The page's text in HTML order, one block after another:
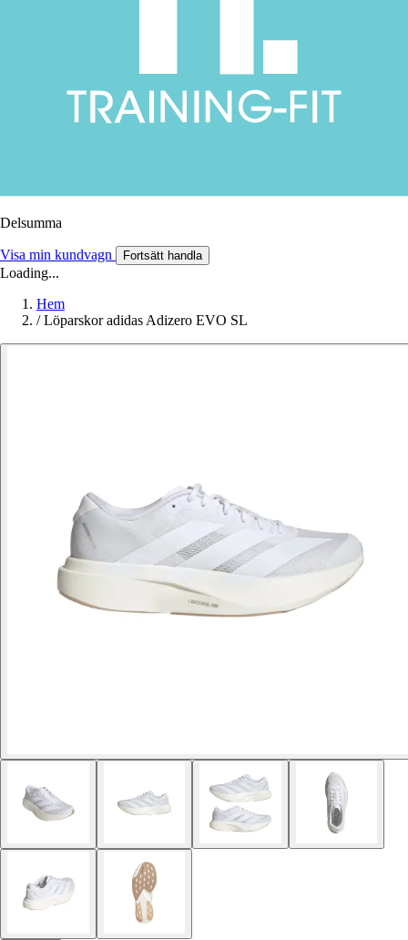
Delsumma
Visa min kundvagn Fortsätt handla
Loading...
Hem
/ Löparskor adidas Adizero EVO SL